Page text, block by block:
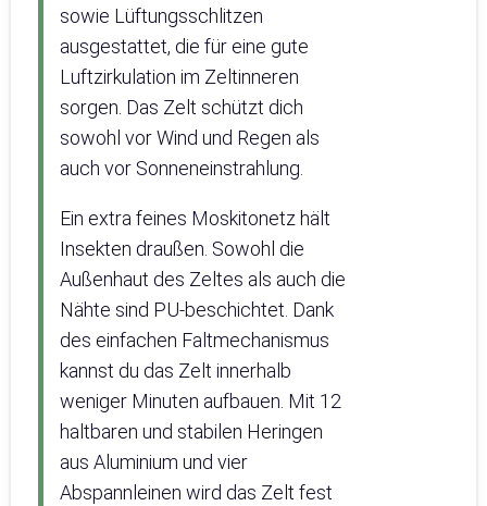
sowie Lüftungsschlitzen
ausgestattet, die für eine gute
Luftzirkulation im Zeltinneren
sorgen. Das Zelt schützt dich
sowohl vor Wind und Regen als
auch vor Sonneneinstrahlung.
Ein extra feines Moskitonetz hält
Insekten draußen. Sowohl die
Außenhaut des Zeltes als auch die
Nähte sind PU-beschichtet. Dank
des einfachen Faltmechanismus
kannst du das Zelt innerhalb
weniger Minuten aufbauen. Mit 12
haltbaren und stabilen Heringen
aus Aluminium und vier
Abspannleinen wird das Zelt fest